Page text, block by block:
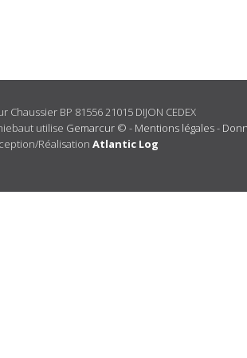
Chaussier BP 81556 21015 DIJON CEDEX
utilise Gemarcur © - Mentions légales-
Réalisation Atlantic Log